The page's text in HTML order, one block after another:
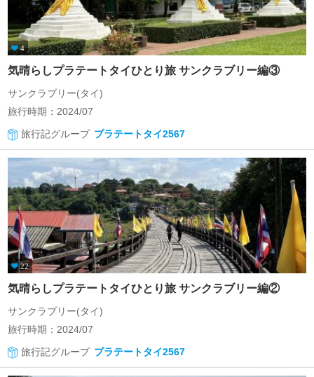
4
気晴らしプラテートタイひとり旅 サンクラブリー編③
サンクラブリー(タイ)
旅行時期：2024/07
旅行記グループ プラテートタイ2567
22
気晴らしプラテートタイひとり旅 サンクラブリー編②
サンクラブリー(タイ)
旅行時期：2024/07
旅行記グループ プラテートタイ2567